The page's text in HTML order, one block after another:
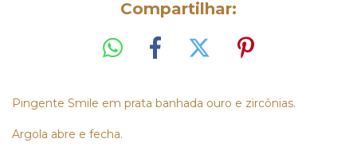
Compartilhar:
Pingente Smile em prata banhada ouro e zircônias.
Argola abre e fecha.